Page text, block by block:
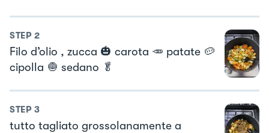
STEP 2
Filo d’olio , zucca 🎃 carota 🥕 patate 🥔
cipolla 🧅 sedano 🥬
STEP 3
tutto tagliato grossolanamente a